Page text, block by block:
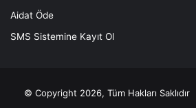
Aidat Öde
SMS Sistemine Kayıt Ol
© Copyright 2026, Tüm Hakları Saklıdır |